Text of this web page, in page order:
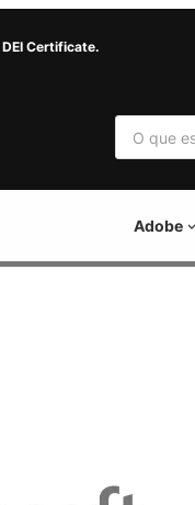
DEI Certificate.
P
s
u
r
Adobe